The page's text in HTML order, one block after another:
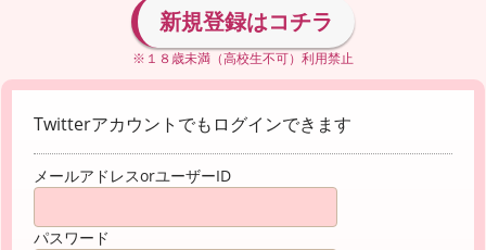
新規登録はコチラ
※１８歳未満（高校生不可）利用禁止
Twitterアカウントでもログインできます
メールアドレスorユーザーID
パスワード